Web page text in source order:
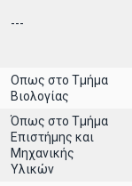
---
Οπως στο Τμήμα
Βιολογίας
Όπως στο Τμήμα
Επιστήμης και
Μηχανικής
Υλικών